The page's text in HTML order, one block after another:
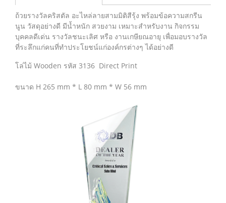
ถ้วยรางวัลคริสตัล อะไหล่ลายสามมิติสีรุ้ง พร้อมข้อความสกรีน
นูน วัสดุอย่างดี มีน้ำหนัก สวยงาม เหมาะสำหรับงาน กิจกรรม
บุคคลดีเด่น รางวัลชนะเลิศ หรือ งานเกษียณอายุ เพื่อมอบรางวัล
ที่ระลึกแก่คนที่ทำประโยชน์แก่องค์กรต่างๆ ได้อย่างดี
โล่ไม้ Wooden รหัส 3136 Direct Print
ขนาด H 265 mm * L 80 mm * W 56 mm